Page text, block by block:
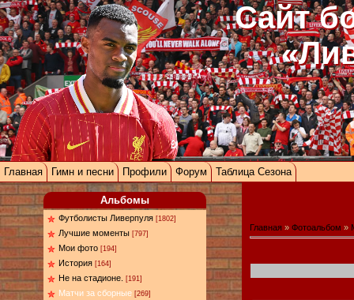
Сайт
Главная Гимн и песни Профили Форум Таблица Сезона
Альбомы
Футболисты Ливерпуля [1802]
Лучшие моменты [797]
Мои фото [194]
История [164]
Не на стадионе. [191]
Матчи за сборные [269]
Главная » Фотоальбом »